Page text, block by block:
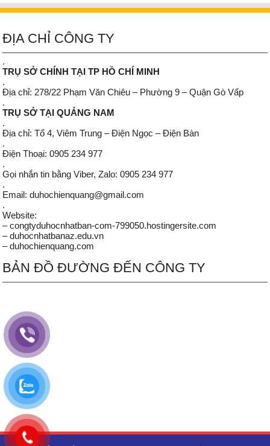
ĐỊA CHỈ CÔNG TY
.
TRỤ SỞ CHÍNH TẠI TP HỒ CHÍ MINH
.
Địa chỉ: 278/22 Phạm Văn Chiêu – Phường 9 – Quận Gò Vấp
.
TRỤ SỞ TẠI QUẢNG NAM
.
Địa chỉ: Tổ 4, Viêm Trung – Điện Ngọc – Điện Bàn
.
Điện Thoại: 0905 234 977
.
Gọi nhắn tin bằng Viber, Zalo: 0905 234 977
.
Email: duhochienquang@gmail.com
.
Website:
– congtyduhocnhatban-com-799050.hostingersite.com
– duhocnhatbanaz.edu.vn
– duhochienquang.com
BẢN ĐỒ ĐƯỜNG ĐẾN CÔNG TY